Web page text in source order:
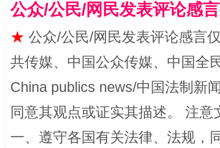
公众/公民/网民发表评论感
★ 公众/公民/网民发表评论感言
共传媒、中国公众传媒、中国全
China publics news/中国法制新
同意其观点或证实其描述。 注
一、遵守各国有关法律、法规，